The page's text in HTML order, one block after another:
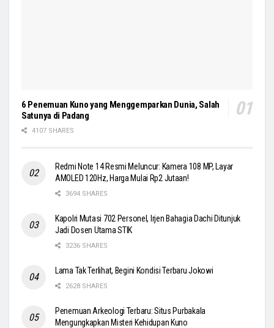
6 Penemuan Kuno yang Menggemparkan Dunia, Salah
Satunya di Padang
4107 SHARES
Redmi Note 14 Resmi Meluncur: Kamera 108 MP, Layar
AMOLED 120Hz, Harga Mulai Rp2 Jutaan!
3694 SHARES
Kapolri Mutasi 702 Personel, Irjen Bahagia Dachi Ditunjuk
Jadi Dosen Utama STIK
3236 SHARES
Lama Tak Terlihat, Begini Kondisi Terbaru Jokowi
2628 SHARES
Penemuan Arkeologi Terbaru: Situs Purbakala
Mengungkapkan Misteri Kehidupan Kuno